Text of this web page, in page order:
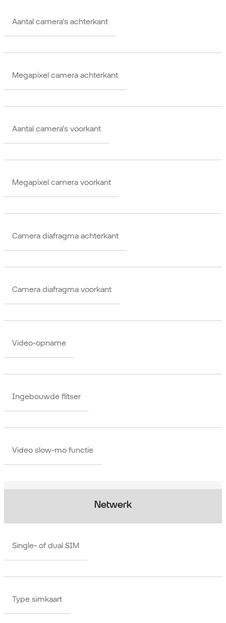
Aantal camera's achterkant
Megapixel camera achterkant
Aantal camera's voorkant
Megapixel camera voorkant
Camera diafragma achterkant
Camera diafragma voorkant
Video-opname
Ingebouwde flitser
Video slow-mo functie
Netwerk
Single- of dual SIM
Type simkaart